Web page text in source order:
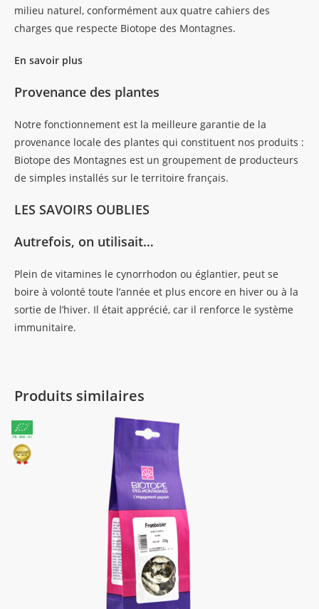
milieu naturel, conformément aux quatre cahiers des
charges que respecte Biotope des Montagnes.
En savoir plus
Provenance des plantes
Notre fonctionnement est la meilleure garantie de la
provenance locale des plantes qui constituent nos produits :
Biotope des Montagnes est un groupement de producteurs
de simples installés sur le territoire français.
LES SAVOIRS OUBLIES
Autrefois, on utilisait…
Plein de vitamines le cynorrhodon ou églantier, peut se
boire à volonté toute l’année et plus encore en hiver ou à la
sortie de l’hiver. Il était apprécié, car il renforce le système
immunitaire.
Produits similaires